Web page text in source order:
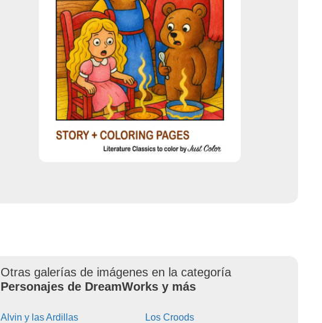
Otras galerías de imágenes en la categoría
Personajes de DreamWorks y más
Alvin y las Ardillas
Los Croods